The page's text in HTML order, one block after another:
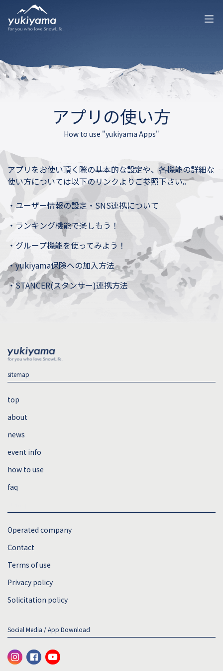
アプリの使い方
How to use "yukiyama Apps"
アプリをお使い頂く際の基本的な設定や、各機能の詳細な
使い方については以下のリンクよりご参照下さい。
・ ユーザー情報の設定・SNS連携について
・ ランキング機能で楽しもう！
・ グループ機能を使ってみよう！
・yukiyama保険への加入方法
・STANCER(スタンサー)連携方法
sitemap
top
about
news
event info
how to use
faq
Operated company
Contact
Terms of use
Privacy policy
Solicitation policy
Social Media / App Download